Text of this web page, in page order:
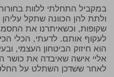
במקביל התחלתי ללוות
ולתת להן הכוונה שתקל עליהן
שקופות, וכשאיתרנו את
לעקוף אותם. לדעתי, הכלי
הוא חיזוק הביטחון העצמי,
אליי אישה שאיבדה את
לאחר ששדכן השתלט על